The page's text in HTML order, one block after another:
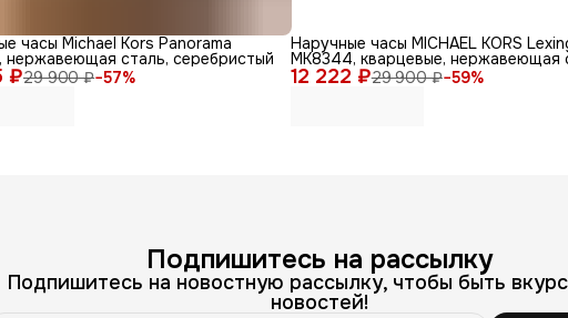
₽29 900 ₽−57%
часы Michael Kors Panorama
нержавеющая сталь, серебристый
12 222 ₽29 900 ₽−59%
Наручные часы MICHAEL KORS
MK8344, кварцевые, нержавеющая
Подпишитесь на рассылку
Подпишитесь на новостную рассылку, чтобы быть
новостей!